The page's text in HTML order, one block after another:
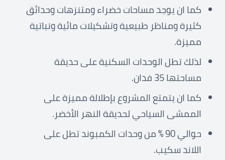
كما ان يوجد مساحات خضراء ومتنزهات وحدائق
كثيرة ومناظر طبيعية وتشكيلات مائية ونباتية
مميزة.
لذلك تطل الوحدات السكنية على حديقة
مساحتها 35 فدان.
كما ان يتمتع المشروع بإطلالة مميزة على
الممشى السياحي لحديقة النهر الأخضر.
حوالي 90 % من وحدات الكمبوند تطل على
اللاند سكيب.